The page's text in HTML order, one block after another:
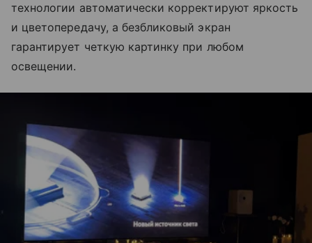
технологии автоматически корректируют яркость
и цветопередачу, а безбликовый экран
гарантирует четкую картинку при любом
освещении.